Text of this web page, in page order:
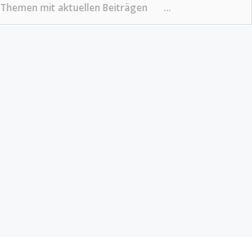
Themen mit aktuellen Beiträgen ...